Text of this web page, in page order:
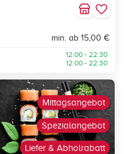
min. ab 15,00 €
12:00 - 22:30
12:00 - 22:30
Liefer & Abholrabatt
Spezialangebot
Mittagsangebot